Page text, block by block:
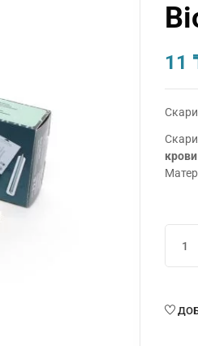
11
товара
Flake